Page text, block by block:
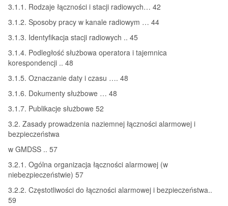
3.1.1. Rodzaje łączności i stacji radiowych… 42
3.1.2. Sposoby pracy w kanale radiowym … 44
3.1.3. Identyfikacja stacji radiowych .. 45
3.1.4. Podległość służbowa operatora i tajemnica
korespondencji .. 48
3.1.5. Oznaczanie daty i czasu …. 48
3.1.6. Dokumenty służbowe … 48
3.1.7. Publikacje służbowe 52
3.2. Zasady prowadzenia naziemnej łączności alarmowej i
bezpieczeństwa
w GMDSS .. 57
3.2.1. Ogólna organizacja łączności alarmowej (w
niebezpieczeństwie) 57
3.2.2. Częstotliwości do łączności alarmowej i bezpieczeństwa..
59